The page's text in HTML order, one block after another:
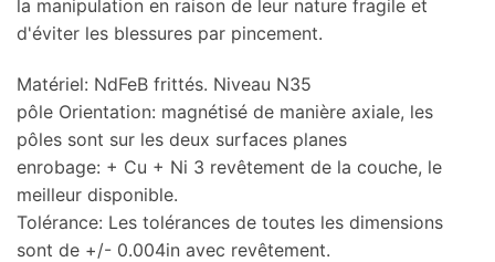
la manipulation en raison de leur nature fragile et
d'éviter les blessures par pincement.
Matériel: NdFeB frittés. Niveau N35
pôle Orientation: magnétisé de manière axiale, les
pôles sont sur les deux surfaces planes
enrobage: + Cu + Ni 3 revêtement de la couche, le
meilleur disponible.
Tolérance: Les tolérances de toutes les dimensions
sont de +/- 0.004in avec revêtement.